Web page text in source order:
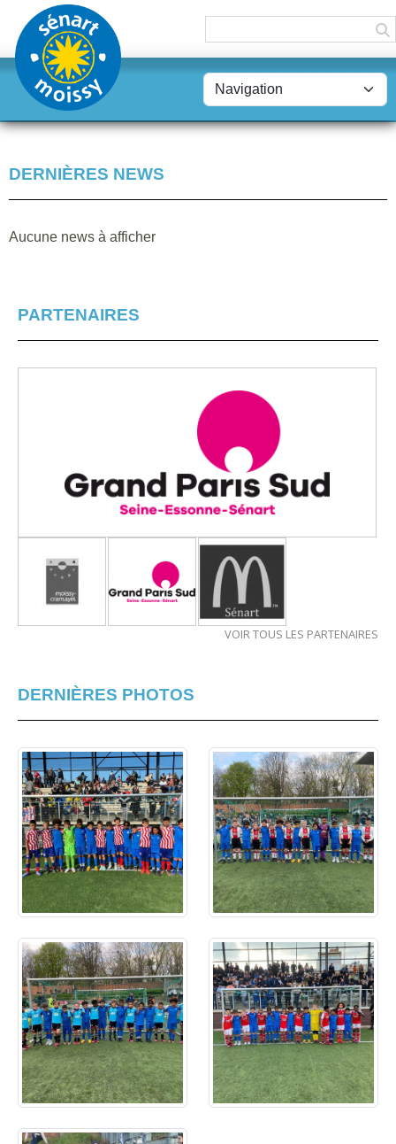
DERNIÈRES NEWS
Aucune news à afficher
PARTENAIRES
VOIR TOUS LES PARTENAIRES
DERNIÈRES PHOTOS
Panneau de gestion des cookies